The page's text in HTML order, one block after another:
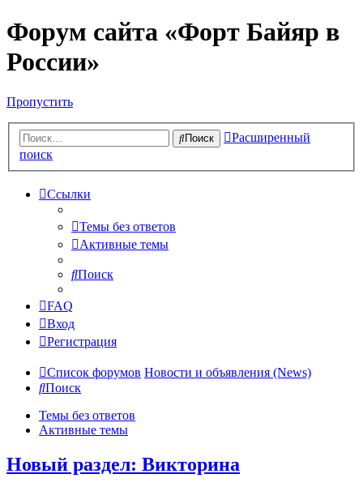
Форум сайта «Форт Байяр в
России»
Пропустить
Поиск
Расширенный
поиск
Ссылки
Темы без ответов
Активные темы
Поиск
FAQ
Вход
Регистрация
Список форумов Новости и объявления (News)
Поиск
Темы без ответов
Активные темы
Новый раздел: Викторина